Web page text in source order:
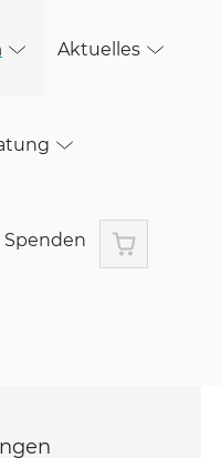
Aktuelles
Spenden Warenkorb